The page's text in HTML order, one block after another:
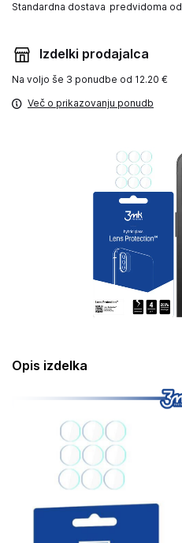
Opis izdelka
Standardna dostava predvidoma od
Izdelki prodajalca
Na voljo še 3 ponudbe od 12.20 €
Več o prikazovanju ponudb